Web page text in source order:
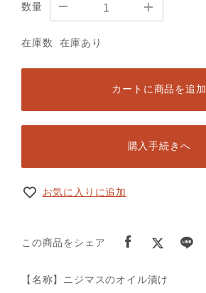
数量
在庫数 在庫あり
カートに商品を追加
購入手続きへ
お気に入りに追加
この商品をシェア
【名称】ニジマスのオイル漬け